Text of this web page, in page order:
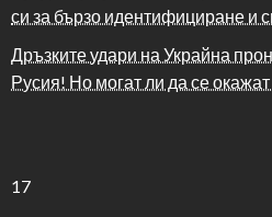
си за бързо идентифициране и
Дръзките удари на Украйна
Русия! Но могат ли да се
17